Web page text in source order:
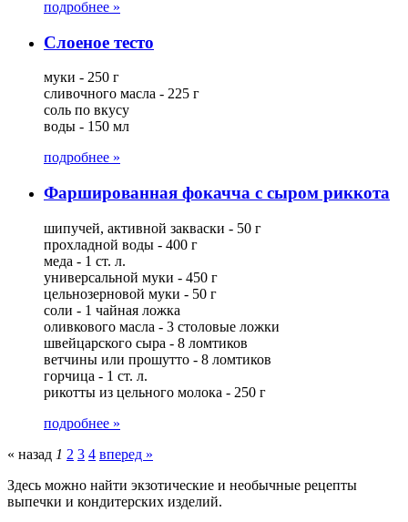
подробнее »
Слоеное тесто
муки - 250 г
сливочного масла - 225 г
соль по вкусу
воды - 150 мл
подробнее »
Фаршированная фокачча с сыром риккота
шипучей, активной закваски - 50 г
прохладной воды - 400 г
меда - 1 ст. л.
универсальной муки - 450 г
цельнозерновой муки - 50 г
соли - 1 чайная ложка
оливкового масла - 3 столовые ложки
швейцарского сыра - 8 ломтиков
ветчины или прошутто - 8 ломтиков
горчица - 1 ст. л.
рикотты из цельного молока - 250 г
подробнее »
« назад 1 2 3 4 вперед »
Здесь можно найти экзотические и необычные рецепты
выпечки и кондитерских изделий.